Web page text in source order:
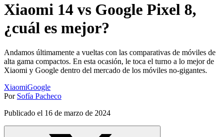
Xiaomi 14 vs Google Pixel 8,
¿cuál es mejor?
Andamos últimamente a vueltas con las comparativas de móviles de
alta gama compactos. En esta ocasión, le toca el turno a lo mejor de
Xiaomi y Google dentro del mercado de los móviles no-gigantes.
XiaomiGoogle
Por Sofía Pacheco
Publicado el 16 de marzo de 2024